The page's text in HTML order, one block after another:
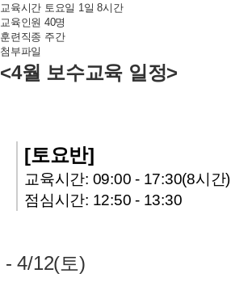
교육시간 토요일 1일 8시간
교육인원 40명
훈련직종 주간
첨부파일
<4월 보수교육 일정>
[토요반]
교육시간: 09:00 - 17:30(8시간)
점심시간: 12:50 - 13:30
- 4/12(토)